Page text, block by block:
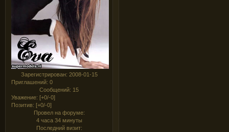
Зарегистрирован: 2008-01-15
Приглашений: 0
Сообщений: 15
Уважение: [+0/-0]
Позитив: [+0/-0]
Провел на форуме:
4 часа 34 минуты
Последний визит: